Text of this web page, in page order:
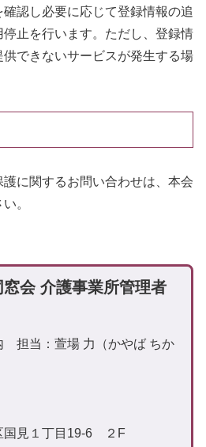
認し必要に応じて登録情報の追
止を行います。ただし、登録情
できないサービスが発生する場
に関するお問い合わせは、本会
。
窓会 介護事業所管理者
担当：萱場 力（かやば ちか
国見１丁目19-6 ２F